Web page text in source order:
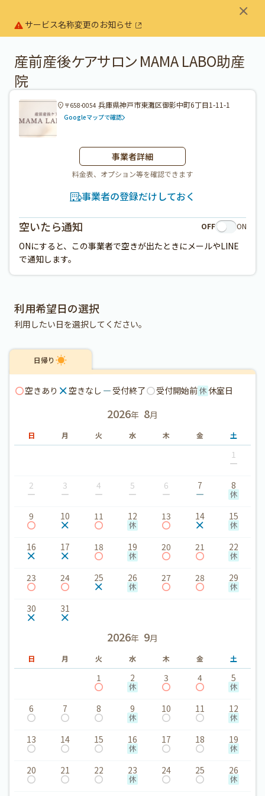
サービス名称変更のお知らせ
産前産後ケアサロン MAMA LABO助産
院
〒658-0054 兵庫県神戸市東灘区御影中町6丁目1-11-1
Googleマップで確認
事業者詳細
料金表、オプション等を確認できます
事業者の登録だけしておく
空いたら通知 OFF ON
ONにすると、この事業者で空きが出たときにメールやLINE
で通知します。
利用希望日の選択
利用したい日を選択してください。
日帰り
空きあり 空きなし 受付終了 受付開始前 休室日
2026年 8月
日 月 火 水 木 金 土
1
2 3 4 5 6 7 8
9 10 11 12 13 14 15
16 17 18 19 20 21 22
23 24 25 26 27 28 29
30 31
2026年 9月
日 月 火 水 木 金 土
1 2 3 4 5
6 7 8 9 10 11 12
13 14 15 16 17 18 19
20 21 22 23 24 25 26